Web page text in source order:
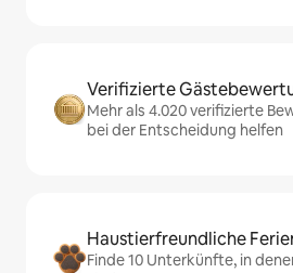
Verifizierte
Mehr als 4.020 verifizierte
bei der Entscheidung helfen
Haustierfreundliche
Finde 10 Unterkünfte, in